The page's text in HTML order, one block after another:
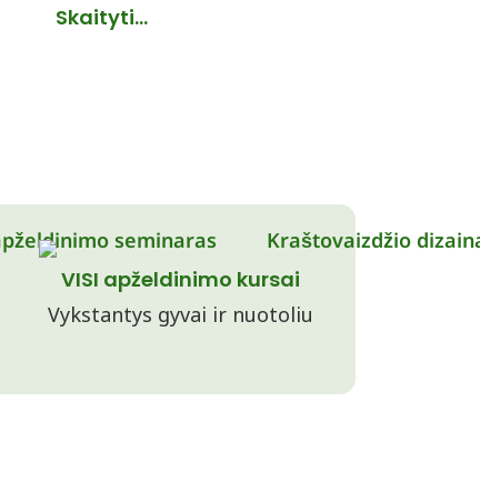
Skaityti...
VISI apželdinimo kursai
Vykstantys gyvai ir nuotoliu